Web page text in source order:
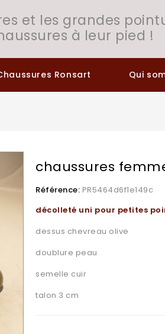
et les grandes
à leur pied !
Ronsart Qui
chaussures
Référence: PR5464d6f1e149c
décolleté uni pour petites
dessus chevreau olive
doublure peau
semelle cuir
talon 3 cm